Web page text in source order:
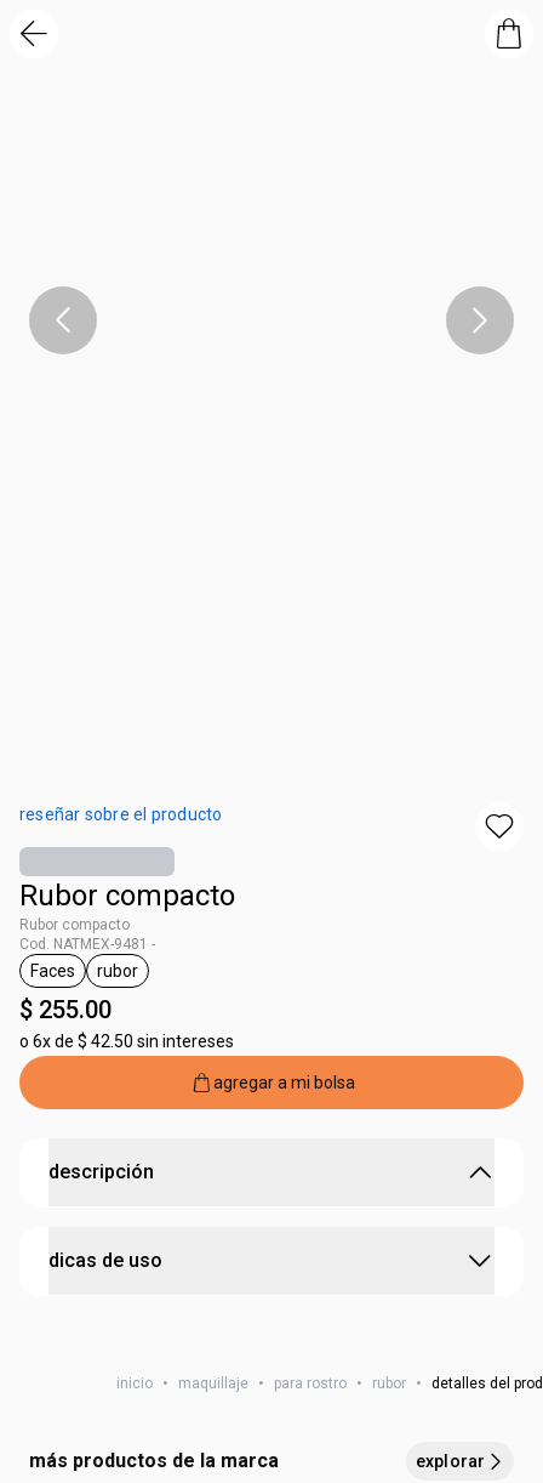
reseñar sobre el producto
Rubor compacto
Rubor compacto
Cod. NATMEX-9481 -
etiqueta Faces
Faces
etiqueta rubor
rubor
$ 255.00
o 6x de $ 42.50 sin intereses
agregar a mi bolsa
descripción
• para experimentar con el maquillaje sin miedo a
• reaplica tantas veces como quieras
• control en la construcción del color
dicas de uso
inicio • maquillaje • para rostro • rubor • detalles del
más productos de la marca explorar